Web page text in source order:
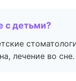
с детьми?
лечение во сне.